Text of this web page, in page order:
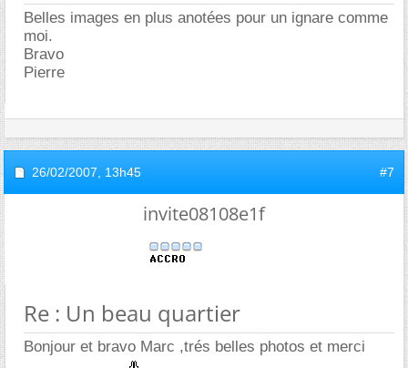
Belles images en plus anotées pour un ignare comme
moi.
Bravo
Pierre
26/02/2007, 13h45 #7
invite08108e1f
Re : Un beau quartier
Bonjour et bravo Marc ,trés belles photos et merci